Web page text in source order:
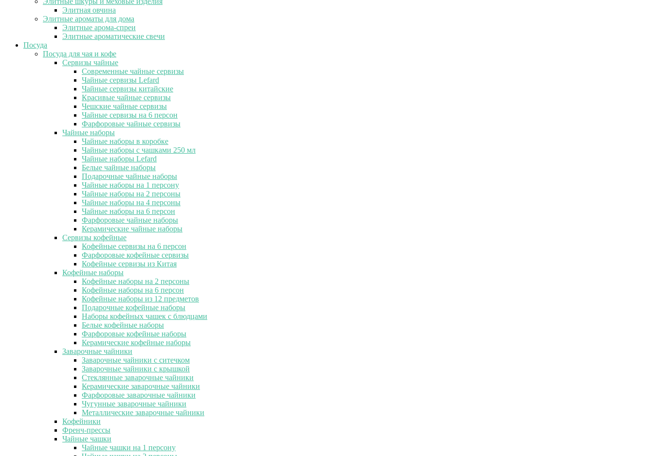
Элитная овчина
Элитные ароматы для дома
Элитные арома-спреи
Элитные ароматические свечи
Посуда
Посуда для чая и кофе
Сервизы чайные
Современные чайные сервизы
Чайные сервизы Lefard
Чайные сервизы китайские
Красивые чайные сервизы
Чешские чайные сервизы
Чайные сервизы на 6 персон
Фарфоровые чайные сервизы
Чайные наборы
Чайные наборы в коробке
Чайные наборы с чашками 250 мл
Чайные наборы Lefard
Белые чайные наборы
Подарочные чайные наборы
Чайные наборы на 1 персону
Чайные наборы на 2 персоны
Чайные наборы на 4 персоны
Чайные наборы на 6 персон
Фарфоровые чайные наборы
Керамические чайные наборы
Сервизы кофейные
Кофейные сервизы на 6 персон
Фарфоровые кофейные сервизы
Кофейные сервизы из Китая
Кофейные наборы
Кофейные наборы на 2 персоны
Кофейные наборы на 6 персон
Кофейные наборы из 12 предметов
Подарочные кофейные наборы
Наборы кофейных чашек с блюдцами
Белые кофейные наборы
Фарфоровые кофейные наборы
Керамические кофейные наборы
Заварочные чайники
Заварочные чайники с ситечком
Заварочные чайники с крышкой
Стеклянные заварочные чайники
Керамические заварочные чайники
Фарфоровые заварочные чайники
Чугунные заварочные чайники
Металлические заварочные чайники
Кофейники
Френч-прессы
Чайные чашки
Чайные чашки на 1 персону